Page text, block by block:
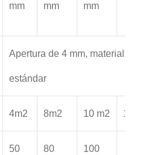
mm mm mm
Apertura de 4 mm, material 304,
estándar
4m2 8m2 10 m2 15
50 80 100